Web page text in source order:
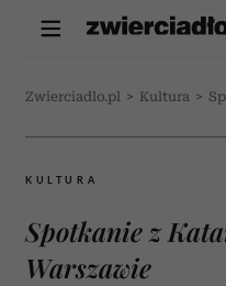
Zwierciadlo.pl > Kultura >
KULTURA
Spotkanie z
Warszawie